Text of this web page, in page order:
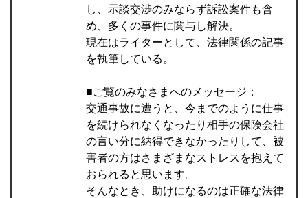
し、示談交渉のみならず訴訟案件も含
め、多くの事件に関与し解決。
現在はライターとして、法律関係の記事
を執筆している。
■ご覧のみなさまへのメッセージ：
交通事故に遭うと、今までのように仕事
を続けられなくなったり相手の保険会社
の言い分に納得できなかったりして、被
害者の方はさまざまなストレスを抱えて
おられると思います。
そんなとき、助けになるのは正確な法律